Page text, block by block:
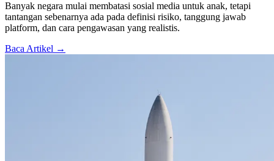
Banyak negara mulai membatasi sosial media untuk anak, tetapi
tantangan sebenarnya ada pada definisi risiko, tanggung jawab
platform, dan cara pengawasan yang realistis.
Baca Artikel →